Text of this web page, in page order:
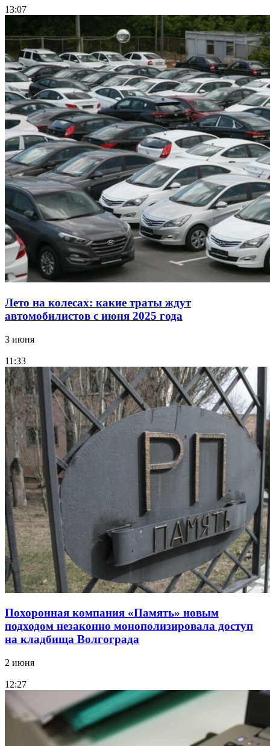
13:07
Лето на колесах: какие траты ждут
автомобилистов с июня 2025 года
3 июня
11:33
Похоронная компания «Память» новым
подходом незаконно монополизировала доступ
на кладбища Волгограда
2 июня
12:27